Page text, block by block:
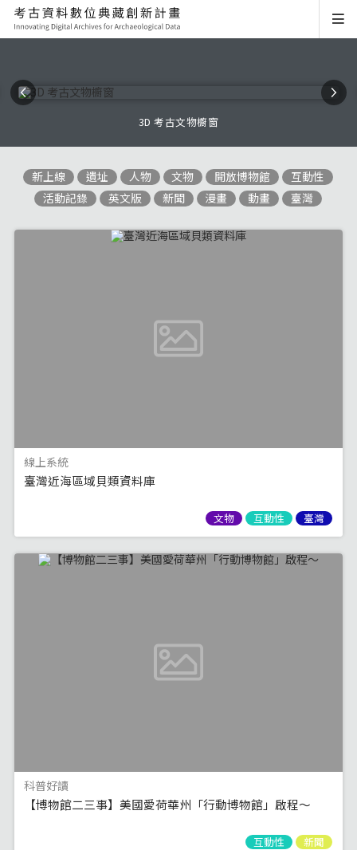
3D 考古文物櫥窗
新上線 遺址 人物 文物 開放博物館
互動性
活動記錄
英文版 新聞 漫畫 動畫 臺灣
線上系統
臺灣近海區域貝類資料庫
文物 互動性 臺灣
科普好讀
【博物館二三事】美國愛荷華州「行動博物館」啟程～
互動性 新聞